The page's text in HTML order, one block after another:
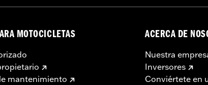
MOTOCICLETAS
mantenimiento
ACERCA DE
Nuestra
Inversores
Conviértete en